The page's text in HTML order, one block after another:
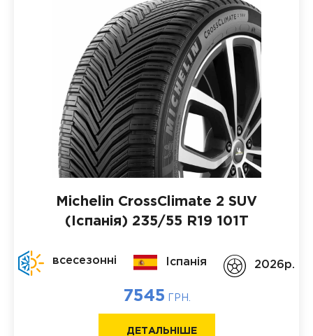
Michelin CrossClimate 2 SUV
(Іспанія) 235/55 R19 101T
всесезонні Іспанія 2026p.
7545 ГРН.
ДЕТАЛЬНІШЕ